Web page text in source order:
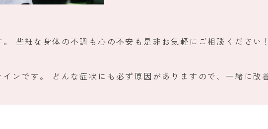
些細な身体の不調も心の不安も是非お気軽にご相談ください！
ンです。 どんな症状にも必ず原因がありますので、一緒に改